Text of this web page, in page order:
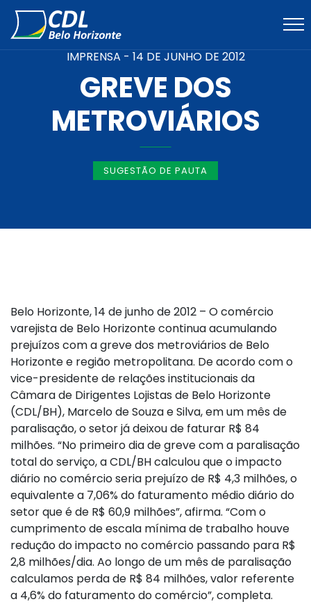
IMPRENSA - 14 DE JUNHO DE 2012
GREVE DOS
METROVIÁRIOS
SUGESTÃO DE PAUTA
Belo Horizonte, 14 de junho de 2012 – O comércio
varejista de Belo Horizonte continua acumulando
prejuízos com a greve dos metroviários de Belo
Horizonte e região metropolitana. De acordo com o
vice-presidente de relações institucionais da
Câmara de Dirigentes Lojistas de Belo Horizonte
(CDL/BH), Marcelo de Souza e Silva, em um mês de
paralisação, o setor já deixou de faturar R$ 84
milhões. “No primeiro dia de greve com a paralisação
total do serviço, a CDL/BH calculou que o impacto
diário no comércio seria prejuízo de R$ 4,3 milhões, o
equivalente a 7,06% do faturamento médio diário do
setor que é de R$ 60,9 milhões”, afirma. “Com o
cumprimento de escala mínima de trabalho houve
redução do impacto no comércio passando para R$
2,8 milhões/dia. Ao longo de um mês de paralisação
calculamos perda de R$ 84 milhões, valor referente
a 4,6% do faturamento do comércio”, completa.